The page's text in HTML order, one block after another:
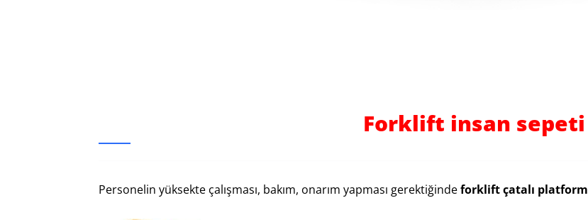
Forklift insan sepeti
Personelin yüksekte çalışması, bakım, onarım yapması gerektiğindeforklift çatalı platform